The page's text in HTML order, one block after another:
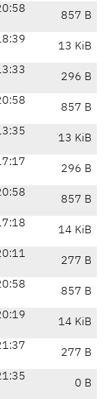
857 B
13 KiB
296 B
857 B
13 KiB
296 B
857 B
14 KiB
277 B
857 B
14 KiB
277 B
0 B